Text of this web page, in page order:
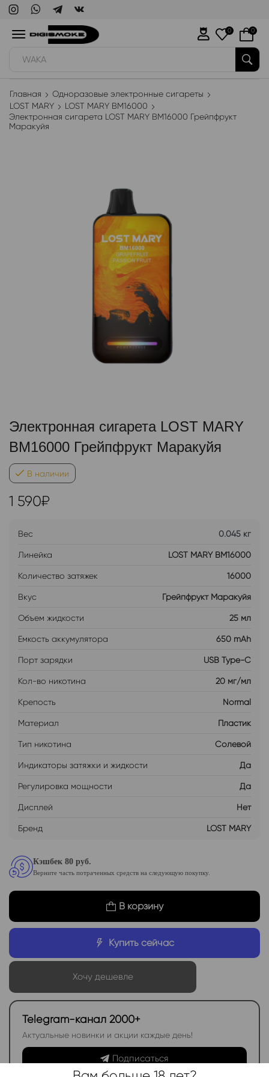
WAKA
0 0
Главная
Одноразовые электронные сигареты
LOST MARY
LOST MARY BM16000
Электронная сигарета LOST MARY BM16000 Грейпфрукт
Маракуйя
Электронная сигарета LOST MARY
BM16000 Грейпфрукт Маракуйя
В наличии
1 590₽
Вес 0.045 кг
Линейка LOST MARY BM16000
Количество затяжек 16000
Вкус Грейпфрукт Маракуйя
Объем жидкости 25 мл
Емкость аккумулятора 650 mAh
Порт зарядки USB Type-C
Кол-во никотина 20 мг/мл
Крепость Normal
Материал Пластик
Тип никотина Солевой
Индикаторы затяжки и жидкости Да
Регулировка мощности Да
Дисплей Нет
Бренд LOST MARY
Кэшбек 80 руб.
Верните часть потраченных средств на следующую покупку.
В корзину
Купить сейчас
Хочу дешевле
Telegram-канал 2000+
Актуальные новинки и акции каждые день!
Подписаться